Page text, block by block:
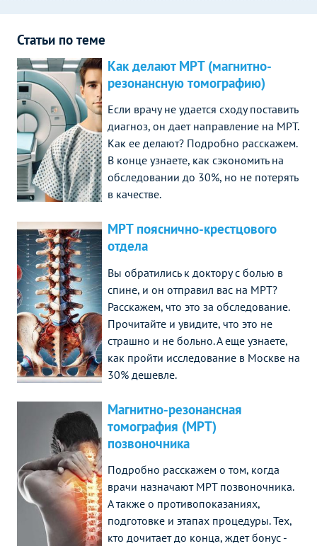
Статьи по теме
Как делают МРТ (магнитно-
резонансную томографию)
Если врачу не удается сходу поставить
диагноз, он дает направление на МРТ.
Как ее делают? Подробно расскажем.
В конце узнаете, как сэкономить на
обследовании до 30%, но не потерять
в качестве.
МРТ пояснично-крестцового
отдела
Вы обратились к доктору с болью в
спине, и он отправил вас на МРТ?
Расскажем, что это за обследование.
Прочитайте и увидите, что это не
страшно и не больно. А еще узнаете,
как пройти исследование в Москве на
30% дешевле.
Магнитно-резонансная
томография (МРТ)
позвоночника
Подробно расскажем о том, когда
врачи назначают МРТ позвоночника.
А также о противопоказаниях,
подготовке и этапах процедуры. Тех,
кто дочитает до конца, ждет бонус -